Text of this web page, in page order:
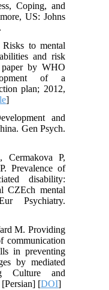
Coping, and
US: Johns
Risks to mental
and risk
paper by WHO
of a
plan; 2012,
and
Gen Psych.
Cermakova P,
Prevalence of
disability:
CZEch mental
Psychiatry.
M. Providing
communication
in preventing
by mediated
Culture and
[Persian] [DOI